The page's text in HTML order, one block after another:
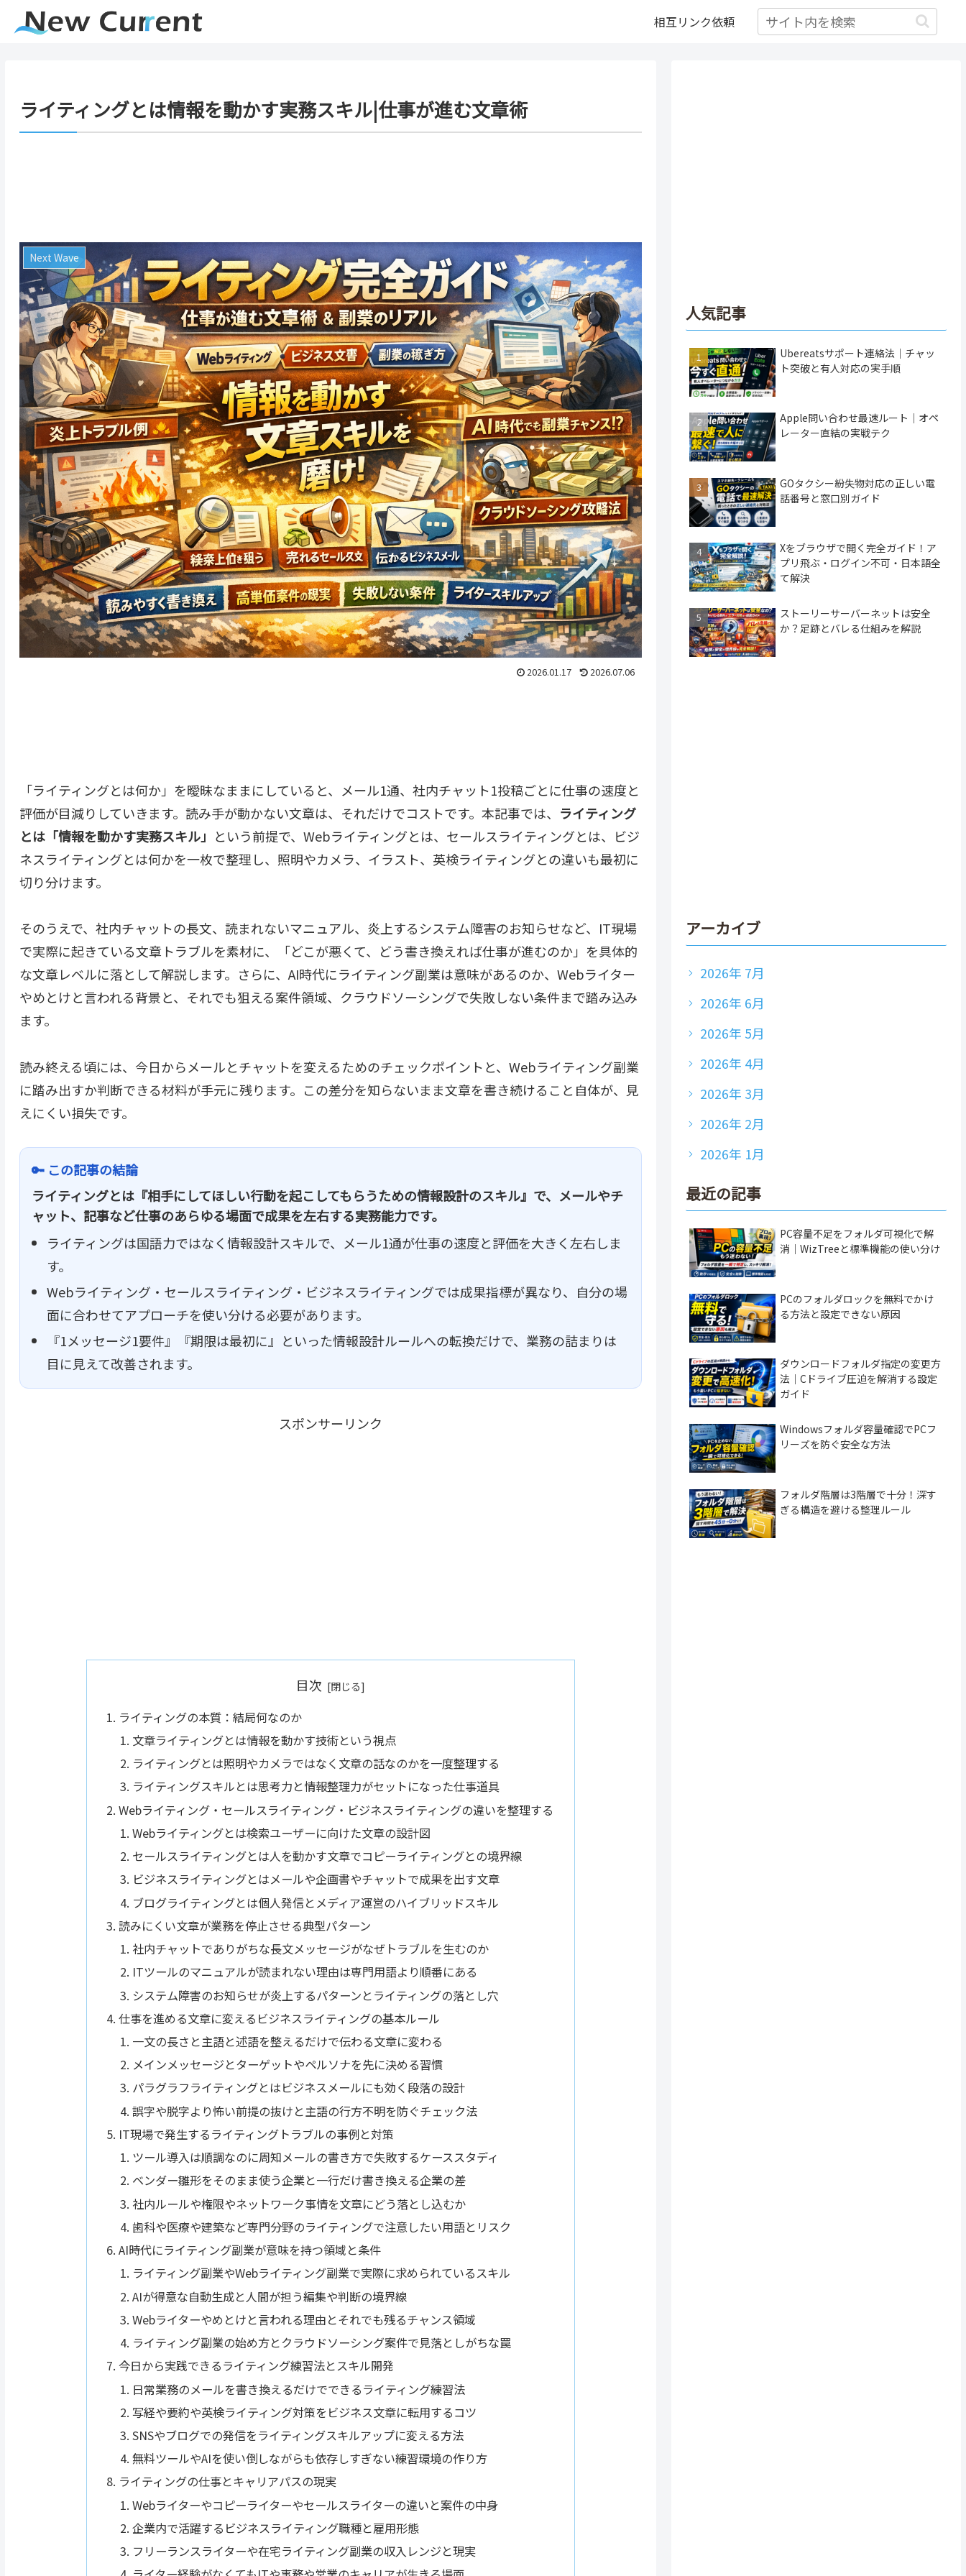
相互リンク依頼
ライティングとは情報を動かす実務スキル|仕事が進む文章術
Next Wave
2026.01.17 2026.07.06
「ライティングとは何か」を曖昧なままにしていると、メール1通、社内チャット1投稿ごとに仕事の速度と
評価が目減りしていきます。読み手が動かない文章は、それだけでコストです。本記事では、 ライティング
とは「情報を動かす実務スキル」 という前提で、Webライティングとは、セールスライティングとは、ビジ
ネスライティングとは何かを一枚で整理し、照明やカメラ、イラスト、英検ライティングとの違いも最初に
切り分けます。
そのうえで、社内チャットの長文、読まれないマニュアル、炎上するシステム障害のお知らせなど、IT現場
で実際に起きている文章トラブルを素材に、「どこが悪くて、どう書き換えれば仕事が進むのか」を具体的
な文章レベルに落として解説します。さらに、AI時代にライティング副業は意味があるのか、Webライター
やめとけと言われる背景と、それでも狙える案件領域、クラウドソーシングで失敗しない条件まで踏み込み
ます。
読み終える頃には、今日からメールとチャットを変えるためのチェックポイントと、Webライティング副業
に踏み出すか判断できる材料が手元に残ります。この差分を知らないまま文章を書き続けること自体が、見
えにくい損失です。
🔑 この記事の結論
ライティングとは『相手にしてほしい行動を起こしてもらうための情報設計のスキル』で、メールやチ
ャット、記事など仕事のあらゆる場面で成果を左右する実務能力です。
ライティングは国語力ではなく情報設計スキルで、メール1通が仕事の速度と評価を大きく左右しま
す。
Webライティング・セールスライティング・ビジネスライティングでは成果指標が異なり、自分の場
面に合わせてアプローチを使い分ける必要があります。
『1メッセージ1要件』『期限は最初に』といった情報設計ルールへの転換だけで、業務の詰まりは
目に見えて改善されます。
スポンサーリンク
目次
ライティングの本質：結局何なのか
文章ライティングとは情報を動かす技術という視点
ライティングとは照明やカメラではなく文章の話なのかを一度整理する
ライティングスキルとは思考力と情報整理力がセットになった仕事道具
Webライティング・セールスライティング・ビジネスライティングの違いを整理する
Webライティングとは検索ユーザーに向けた文章の設計図
セールスライティングとは人を動かす文章でコピーライティングとの境界線
ビジネスライティングとはメールや企画書やチャットで成果を出す文章
ブログライティングとは個人発信とメディア運営のハイブリッドスキル
読みにくい文章が業務を停止させる典型パターン
社内チャットでありがちな長文メッセージがなぜトラブルを生むのか
ITツールのマニュアルが読まれない理由は専門用語より順番にある
システム障害のお知らせが炎上するパターンとライティングの落とし穴
仕事を進める文章に変えるビジネスライティングの基本ルール
一文の長さと主語と述語を整えるだけで伝わる文章に変わる
メインメッセージとターゲットやペルソナを先に決める習慣
パラグラフライティングとはビジネスメールにも効く段落の設計
誤字や脱字より怖い前提の抜けと主語の行方不明を防ぐチェック法
IT現場で発生するライティングトラブルの事例と対策
ツール導入は順調なのに周知メールの書き方で失敗するケーススタディ
ベンダー雛形をそのまま使う企業と一行だけ書き換える企業の差
社内ルールや権限やネットワーク事情を文章にどう落とし込むか
歯科や医療や建築など専門分野のライティングで注意したい用語とリスク
AI時代にライティング副業が意味を持つ領域と条件
ライティング副業やWebライティング副業で実際に求められているスキル
AIが得意な自動生成と人間が担う編集や判断の境界線
Webライターやめとけと言われる理由とそれでも残るチャンス領域
ライティング副業の始め方とクラウドソーシング案件で見落としがちな罠
今日から実践できるライティング練習法とスキル開発
日常業務のメールを書き換えるだけでできるライティング練習法
写経や要約や英検ライティング対策をビジネス文章に転用するコツ
SNSやブログでの発信をライティングスキルアップに変える方法
無料ツールやAIを使い倒しながらも依存しすぎない練習環境の作り方
ライティングの仕事とキャリアパスの現実
Webライターやコピーライターやセールスライターの違いと案件の中身
企業内で活躍するビジネスライティング職種と雇用形態
フリーランスライターや在宅ライティング副業の収入レンジと現実
人気記事
Ubereatsサポート連絡法｜チャッ
ト突破と有人対応の実手順
Apple問い合わせ最速ルート｜オペ
レーター直結の実戦テク
GOタクシー紛失物対応の正しい電
話番号と窓口別ガイド
Xをブラウザで開く完全ガイド！ア
プリ飛ぶ・ログイン不可・日本語全
て解決
ストーリーサーバーネットは安全
か？足跡とバレる仕組みを解説
アーカイブ
2026年 7月
2026年 6月
2026年 5月
2026年 4月
2026年 3月
2026年 2月
2026年 1月
最近の記事
PC容量不足をフォルダ可視化で解
消｜WizTreeと標準機能の使い分け
PCのフォルダロックを無料でかけ
る方法と設定できない原因
ダウンロードフォルダ指定の変更方
法｜Cドライブ圧迫を解消する設定
ガイド
Windowsフォルダ容量確認でPCフ
リーズを防ぐ安全な方法
フォルダ階層は3階層で十分！深す
ぎる構造を避ける整理ルール